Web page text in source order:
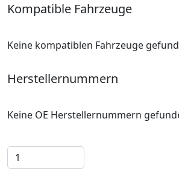
Kompatible Fahrzeuge
Keine kompatiblen Fahrzeuge
Herstellernummern
Keine OE Herstellernummern